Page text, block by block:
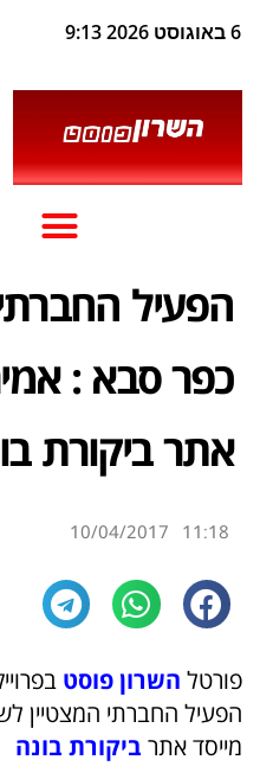
6 באוגוסט 2026 9:13
הפעיל
כפר סבא :
אתר ביקורת
11:18
10/04/2017
פורטל השרון פוסט
מייסד אתר ביקורת בונה